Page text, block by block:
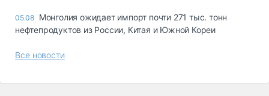
05.08 Монголия ожидает импорт почти 271 тыс. тонн
нефтепродуктов из России, Китая и Южной Кореи
Все новости